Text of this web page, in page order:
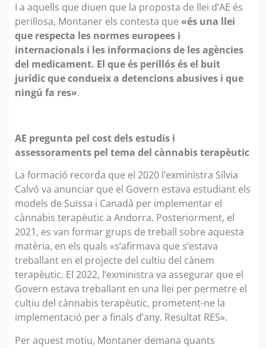
I a aquells que diuen que la proposta de llei d’AE és
perillosa, Montaner els contesta que «és una llei
que respecta les normes europees i
internacionals i les informacions de les agències
del medicament. El que és perillós és el buit
jurídic que condueix a detencions abusives i que
ningú fa res».
AE pregunta pel cost dels estudis i
assessoraments pel tema del cànnabis terapèutic
La formació recorda que el 2020 l’exministra Sílvia
Calvó va anunciar que el Govern estava estudiant els
models de Suïssa i Canadà per implementar el
cànnabis terapèutic a Andorra. Posteriorment, el
2021, es van formar grups de treball sobre aquesta
matèria, en els quals «s’afirmava que s’estava
treballant en el projecte del cultiu del cànem
terapèutic. El 2022, l’exministra va assegurar que el
Govern estava treballant en una llei per permetre el
cultiu del cànnabis terapèutic, prometent-ne la
implementació per a finals d’any. Resultat RES».
Per aquest motiu, Montaner demana quants